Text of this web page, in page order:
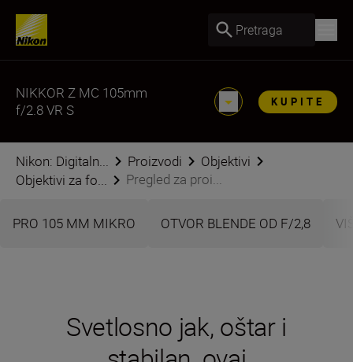
Pretraga
NIKKOR Z MC 105mm
f/2.8 VR S
KUPITE
Nikon: Digitaln... Proizvodi
Objektivi
Objektivi za fo...
Pregled za proi...
PRO 105 MM MIKRO OTVOR BLENDE OD F/2,8
Svetlosno jak, oštar i